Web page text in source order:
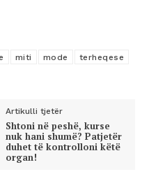
miti mode
terheqese
Artikulli tjetër
Shtoni në peshë, kurse
nuk hani shumë? Patjetër
duhet të kontrolloni këtë
organ!